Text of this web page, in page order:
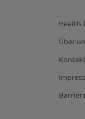
Health
Über
Kontakt